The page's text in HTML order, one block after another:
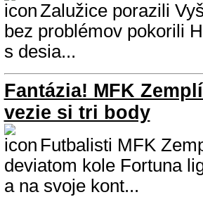
Zalužice porazili
bez problémov pokorili
s desia...
Fantázia! MFK
vezie si tri body
Futbalisti MFK
deviatom kole Fortuna
a na svoje kont...